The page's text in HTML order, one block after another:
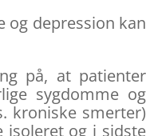
og depression kan
på, at patienter
sygdomme og
kroniske smerter)
isoleret og i sidste